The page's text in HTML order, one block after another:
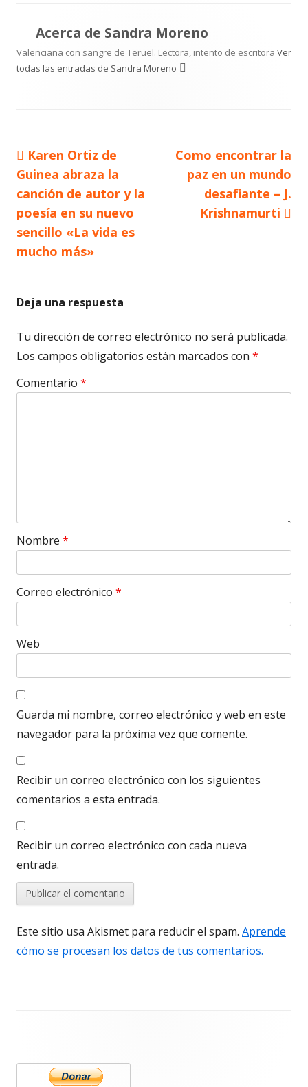
Acerca de Sandra Moreno
Valenciana con sangre de Teruel. Lectora, intento de escritora Ver
todas las entradas de Sandra Moreno
Navegación
de
entradas
Artículo
anterior
Karen Ortiz de
Guinea abraza la
canción de autor y la
poesía en su nuevo
sencillo «La vida es
mucho más»
Artículo
siguiente
Como encontrar la
paz en un mundo
desafiante – J.
Krishnamurti
Deja una respuesta
Tu dirección de correo electrónico no será publicada.
Los campos obligatorios están marcados con *
Comentario *
Nombre *
Correo electrónico *
Web
Guarda mi nombre, correo electrónico y web en este
navegador para la próxima vez que comente.
Recibir un correo electrónico con los siguientes
comentarios a esta entrada.
Recibir un correo electrónico con cada nueva
entrada.
Este sitio usa Akismet para reducir el spam. Aprende
cómo se procesan los datos de tus comentarios.
lateral